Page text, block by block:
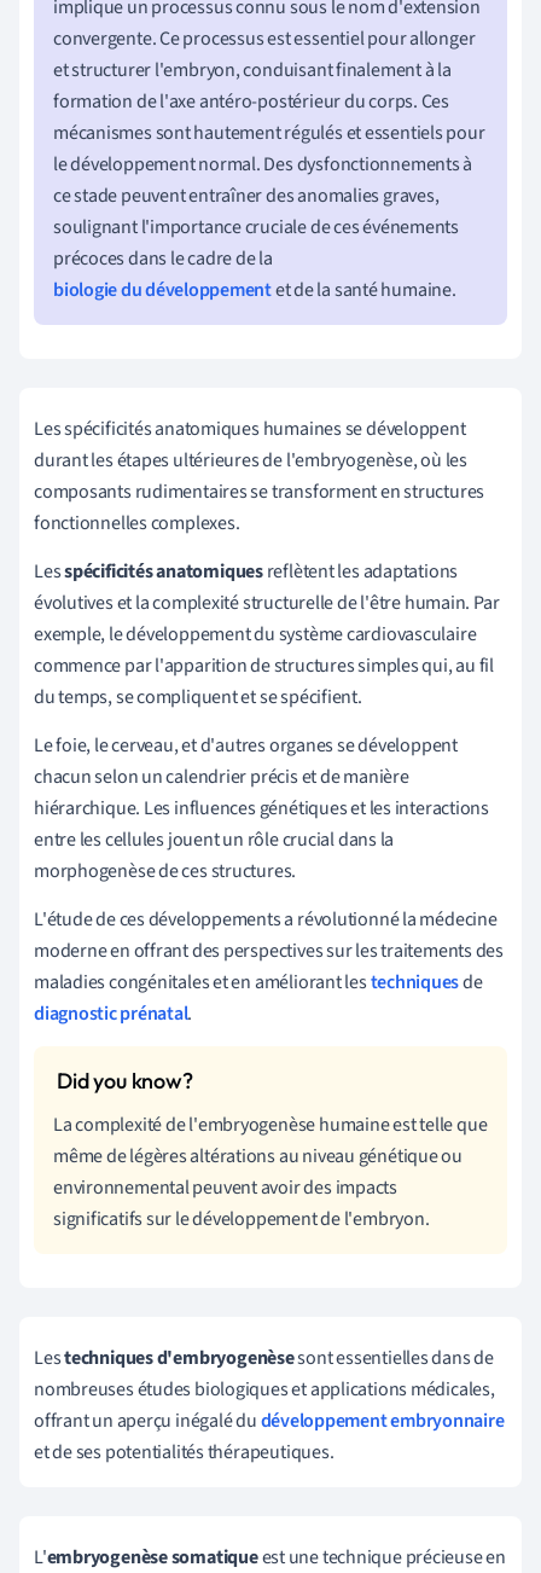
implique un processus connu sous le nom d'extension
convergente. Ce processus est essentiel pour allonger
et structurer l'embryon, conduisant finalement à la
formation de l'axe antéro-postérieur du corps. Ces
mécanismes sont hautement régulés et essentiels pour
le développement normal. Des dysfonctionnements à
ce stade peuvent entraîner des anomalies graves,
soulignant l'importance cruciale de ces événements
précoces dans le cadre de la
biologie du développementet de la santé humaine.
Les spécificités anatomiques humaines se développent
durant les étapes ultérieures de l'embryogenèse, où les
composants rudimentaires se transforment en structures
fonctionnelles complexes.
Lesspécificités anatomiquesreflètent les adaptations
évolutives et la complexité structurelle de l'être humain. Par
exemple, le développement du système cardiovasculaire
commence par l'apparition de structures simples qui, au fil
du temps, se compliquent et se spécifient.
Le foie, le cerveau, et d'autres organes se développent
chacun selon un calendrier précis et de manière
hiérarchique. Les influences génétiques et les interactions
entre les cellules jouent un rôle crucial dans la
morphogenèse de ces structures.
L'étude de ces développements a révolutionné la médecine
moderne en offrant des perspectives sur les traitements des
maladies congénitales et en améliorant lestechniquesde
diagnostic prénatal.
La complexité de l'embryogenèse humaine est telle que
même de légères altérations au niveau génétique ou
environnemental peuvent avoir des impacts
significatifs sur le développement de l'embryon.
Lestechniques d'embryogenèsesont essentielles dans de
nombreuses études biologiques et applications médicales,
offrant un aperçu inégalé dudéveloppement embryonnaire
et de ses potentialités thérapeutiques.
L'embryogenèse somatiqueest une technique précieuse en